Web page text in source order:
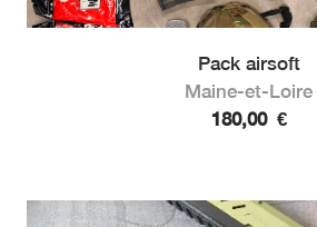
Pack airsoft
Maine-et-Loire
180,00 €